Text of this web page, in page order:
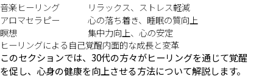
音楽ヒーリング
リラックス、ストレス軽減
アロマセラピー
心の落ち着き、睡眠の質向上
瞑想
集中力向上、心の安定
ヒーリングによる自己覚醒内面的な成長と変革
このセクションでは、30代の方々がヒーリングを通じて覚醒
を促し、心身の健康を向上させる方法について解説します。